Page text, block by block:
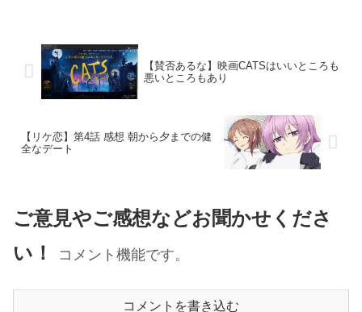
【賛否あるな】映画CATSはいいところも
悪いところもあり
【リケ恋】第4話 感想 朝から夕までの健
全なデート
ご意見やご感想などお聞かせくださ
い！
コメント機能です。
コメントを書き込む